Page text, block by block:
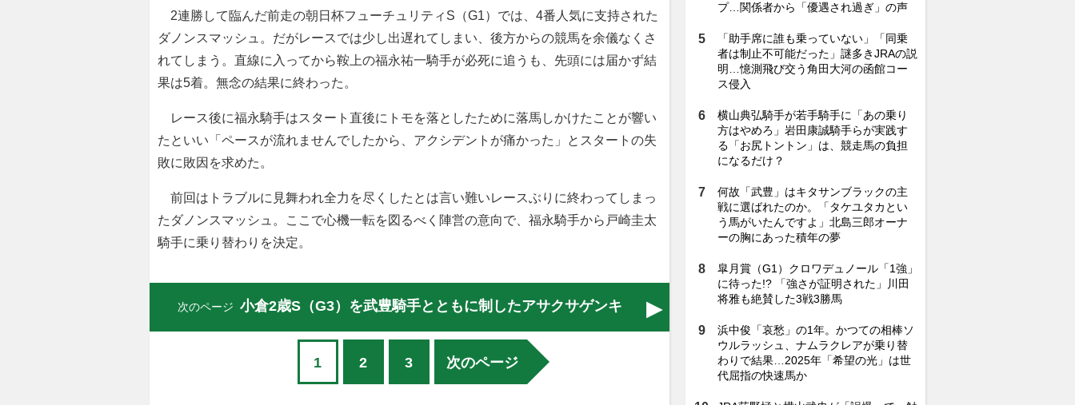
2連勝して臨んだ前走の朝日杯フューチュリティS（G1）では、4番人気に支持された
ダノンスマッシュ。だがレースでは少し出遅れてしまい、後方からの競馬を余儀なくさ
れてしまう。直線に入ってから鞍上の福永祐一騎手が必死に追うも、先頭には届かず結
果は5着。無念の結果に終わった。
レース後に福永騎手はスタート直後にトモを落としたために落馬しかけたことが響い
たといい「ペースが流れませんでしたから、アクシデントが痛かった」とスタートの失
敗に敗因を求めた。
前回はトラブルに見舞われ全力を尽くしたとは言い難いレースぶりに終わってしまっ
たダノンスマッシュ。ここで心機一転を図るべく陣営の意向で、福永騎手から戸崎圭太
騎手に乗り替わりを決定。
次のページ 小倉2歳S（G3）を武豊騎手とともに制したアサクサゲンキ
1 2 3 次のページ
プ…関係者から「優遇され過ぎ」の声
「助手席に誰も乗っていない」「同乗
者は制止不可能だった」謎多きJRAの説
明…憶測飛び交う角田大河の函館コー
ス侵入
横山典弘騎手が若手騎手に「あの乗り
方はやめろ」岩田康誠騎手らが実践す
る「お尻トントン」は、競走馬の負担
になるだけ？
何故「武豊」はキタサンブラックの主
戦に選ばれたのか。「タケユタカとい
う馬がいたんですよ」北島三郎オーナ
ーの胸にあった積年の夢
皐月賞（G1）クロワデュノール「1強」
に待った!? 「強さが証明された」川田
将雅も絶賛した3戦3勝馬
浜中俊「哀愁」の1年。かつての相棒ソ
ウルラッシュ、ナムラクレアが乗り替
わりで結果…2025年「希望の光」は世
代屈指の快速馬か